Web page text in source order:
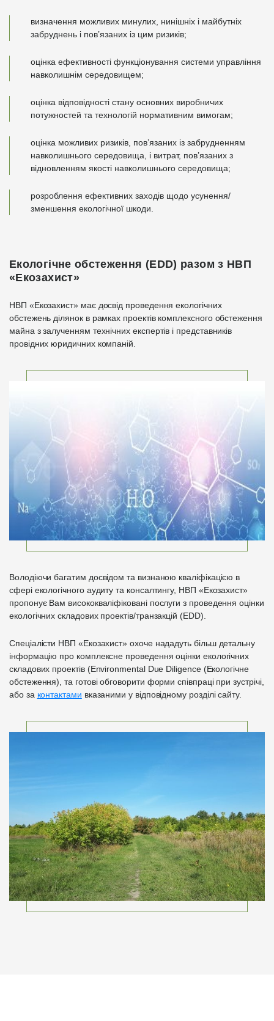
визначення можливих минулих, нинішніх і майбутніх
забруднень і пов’язаних із цим ризиків;
оцінка ефективності функціонування системи управління
навколишнім середовищем;
оцінка відповідності стану основних виробничих
потужностей та технологій нормативним вимогам;
оцінка можливих ризиків, пов’язаних із забрудненням
навколишнього середовища, і витрат, пов’язаних з
відновленням якості навколишнього середовища;
розроблення ефективних заходів щодо усунення/
зменшення екологічної шкоди.
Екологічне обстеження (EDD) разом з НВП
«Екозахист»
НВП «Екозахист» має досвід проведення екологічних
обстежень ділянок в рамках проектів комплексного обстеження
майна з залученням технічних експертів і представників
провідних юридичних компаній.
Володіючи багатим досвідом та визнаною кваліфікацією в
сфері екологічного аудиту та консалтингу, НВП «Екозахист»
пропонує Вам висококваліфіковані послуги з проведення оцінки
екологічних складових проектів/транзакцій (EDD).
Спеціалісти НВП «Екозахист» охоче нададуть більш детальну
інформацію про комплексне проведення оцінки екологічних
складових проектів (Environmental Due Diligence (Екологічне
обстеження), та готові обговорити форми співпраці при зустрічі,
або за контактами вказаними у відповідному розділі сайту.